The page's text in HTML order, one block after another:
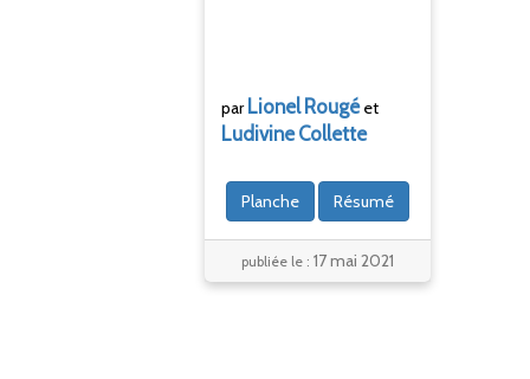
parLionel Rougéet
Ludivine Collette
Planche Résumé
publiée le :17 mai 2021